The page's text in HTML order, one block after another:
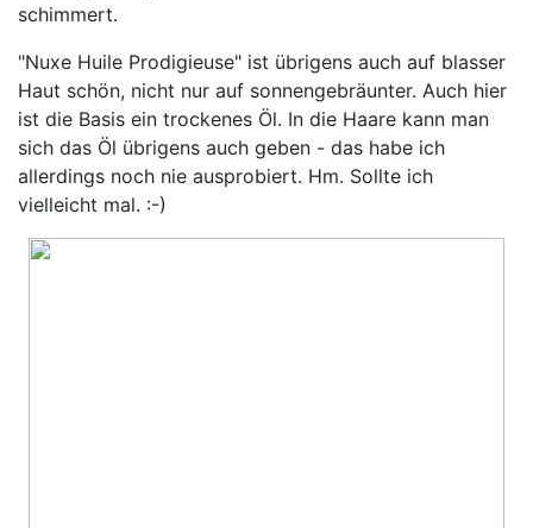
schimmert.
"Nuxe Huile Prodigieuse" ist übrigens auch auf blasser
Haut schön, nicht nur auf sonnengebräunter. Auch hier
ist die Basis ein trockenes Öl. In die Haare kann man
sich das Öl übrigens auch geben - das habe ich
allerdings noch nie ausprobiert. Hm. Sollte ich
vielleicht mal. :-)